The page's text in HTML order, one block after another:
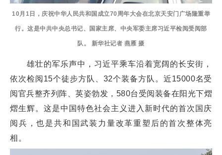
10月1日，庆祝中华人民共和国成立70周年大会在北京天安门广场隆重举
行。这是中共中央总书记、国家主席、中央军委主席习近平检阅受阅部
队。 新华社记者 燕雁 摄
雄壮的军乐声中，习近平乘车沿着宽阔的长安街，
依次检阅15个徒步方队、32个装备方队。近15000名受
阅官兵整齐列阵、英姿勃发，580台受阅装备在阳光下熠
熠生辉。这是中国特色社会主义进入新时代的首次国庆
阅兵，也是共和国武装力量改革重塑后的首次整体亮
相。